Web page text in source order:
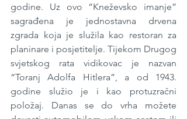
godine. Uz ovo “Kneževsko imanje”
sagrađena je jednostavna drvena
zgrada koja je služila kao restoran za
planinare i posjetitelje. Tijekom Drugog
svjetskog rata vidikovac je nazvan
“Toranj Adolfa Hitlera”, a od 1943.
godine služio je i kao protuzračni
položaj. Danas se do vrha možete